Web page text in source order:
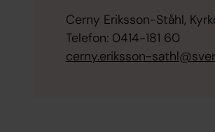
Cerny Eriksson-Ståhl,
Telefon: 0414-181 60
cerny.eriksson-